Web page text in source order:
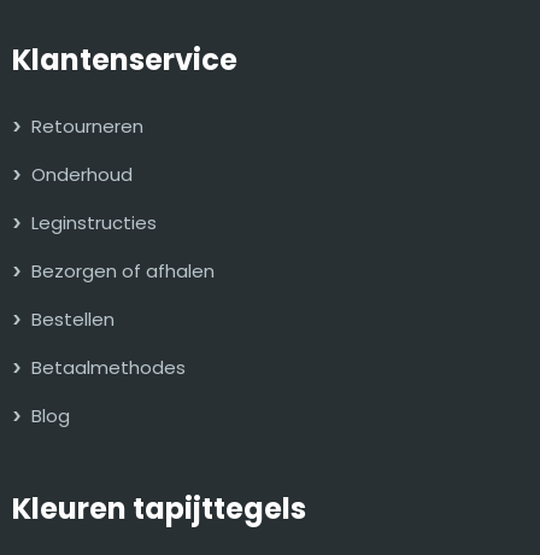
Klantenservice
Retourneren
Onderhoud
Leginstructies
Bezorgen of afhalen
Bestellen
Betaalmethodes
Blog
Kleuren tapijttegels